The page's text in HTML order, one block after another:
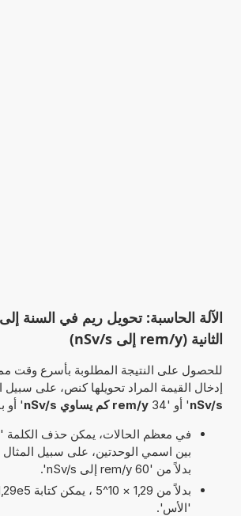
الآلة الحاسبة: تحويل ريم في السنة
الثانية (rem/y إلى nSv/s)
للحصول على النتيجة المطلوبة بأسرع وقت
إدخال القيمة المراد تحويلها كنص، على سبيل
nSv/s' أو '34 rem/y كم يساوي nSv/s ' أو
في معظم الحالات، يمكن حذف
بين اسمي الوحدتين، على سبيل المثال
بدلاً من '60 rem/y إلى nSv/s'.
'الأس'.